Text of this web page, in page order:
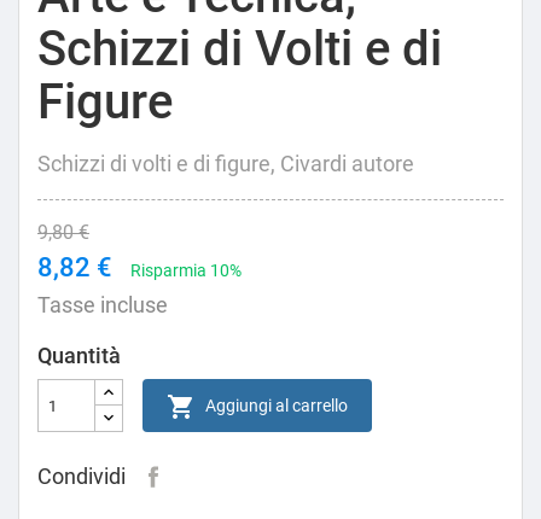
Schizzi di Volti e di
Figure
Schizzi di volti e di figure, Civardi autore
9,80 €
8,82 € Risparmia 10%
Tasse incluse
Quantità
 Aggiungi al carrello
Condividi